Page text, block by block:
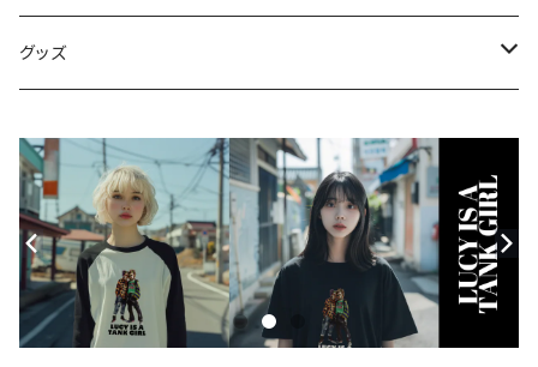
シャツ
グッズ
モバイルケース
Androidケース
iPhoneケース
スマホリング
ステッカー